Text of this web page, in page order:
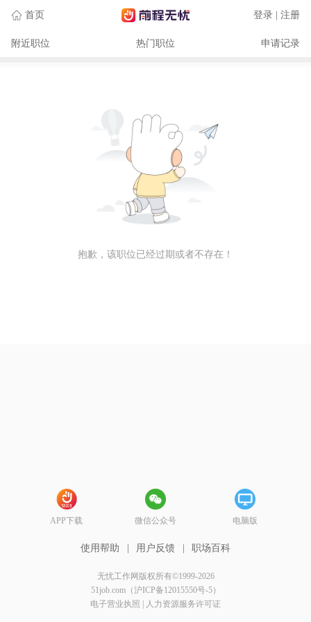
首页 登录 | 注册
附近职位 热门职位 申请记录
抱歉，该职位已经过期或者不存在！
APP下载 微信公众号 电脑版
使用帮助 用户反馈 职场百科
无忧工作网版权所有©1999-2026
51job.com（沪ICP备12015550号-5）
电子营业执照
人力资源服务许可证